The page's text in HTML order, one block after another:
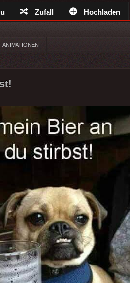
Zufall Hochladen
ANIMATIONEN